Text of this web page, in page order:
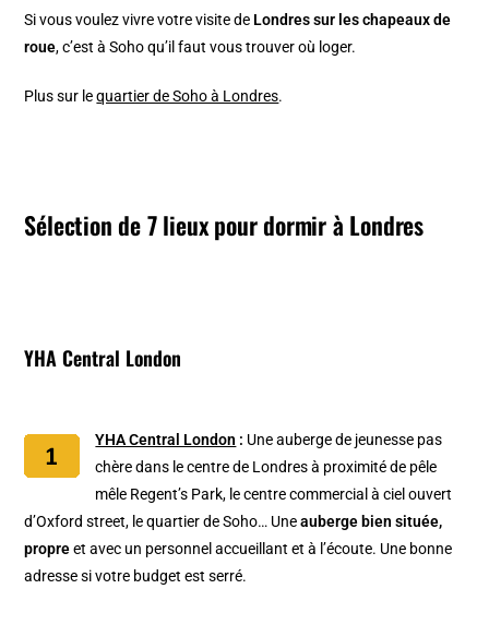
Si vous voulez vivre votre visite de Londres sur les chapeaux de
roue, c’est à Soho qu’il faut vous trouver où loger.
Plus sur lequartier de Soho à Londres.
Sélection de 7 lieux pour dormir à Londres
YHA Central London
YHA Central London : Une auberge de jeunesse pas
chère dans le centre de Londres à proximité de pêle
mêle Regent’s Park, le centre commercial à ciel ouvert
d’Oxford street, le quartier de Soho… Uneauberge bien située,
propreet avec un personnel accueillant et à l’écoute. Une bonne
adresse si votre budget est serré.